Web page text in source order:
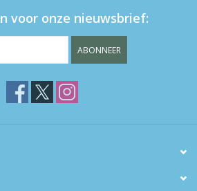
voor onze nieuwsbrief:
ABONNEER